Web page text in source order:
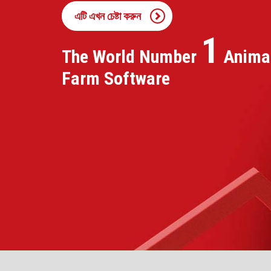
এটি এখন চেষ্টা করুন
The World Number 1
Farm Software